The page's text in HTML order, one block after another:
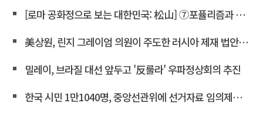
[로마 공화정으로 보는 대한민국: 松山] ⑦포퓰리즘과 선동은 민주주의를 어떻게 무너뜨리는가
美상원, 린지 그레이엄 의원이 주도한 러시아 제재 법안 통과
밀레이, 브라질 대선 앞두고 '反룰라' 우파정상회의 추진
한국 시민 1만1040명, 중앙선관위에 선거자료 임의제출 요청